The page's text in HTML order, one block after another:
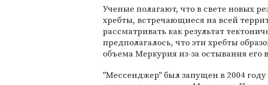
Ученые полагают, что в свете новых
хребты, встречающиеся на всей
рассматривать как результат
предполагалось, что эти хребты
объема Меркурия из-за остывания его
"Мессенджер" был запущен в 2004 году